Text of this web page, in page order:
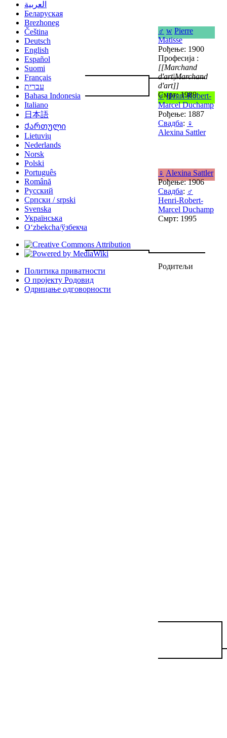
♂ w Pierre
Matisse
Рођење: 1900
Професија :
[[Marchand
d'art|Marchand
d'art]]
Смрт: 1989
♂ Henri-Robert-
Marcel Duchamp
Рођење: 1887
Свадба: ♀
Alexina Sattler
♀ Alexina Sattler
Рођење: 1906
Свадба: ♂
Henri-Robert-
Marcel Duchamp
Смрт: 1995
Родитељи
العربية
Беларуская
Brezhoneg
Čeština
Deutsch
English
Español
Suomi
Français
עברית
Bahasa Indonesia
Italiano
日本語
Ქართული
Lietuvių
Nederlands
Norsk
Polski
Português
Română
Русский
Српски / srpski
Svenska
Українська
Oʻzbekcha/ўзбекча
Политика приватности
О пројекту Родовид
Одрицање одговорности